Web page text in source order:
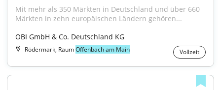
Mit mehr als 350 Märkten in Deutschland und über 660
Märkten in zehn europäischen Ländern gehören...
OBI GmbH & Co. Deutschland KG
Rödermark, RaumOffenbach am Main Vollzeit